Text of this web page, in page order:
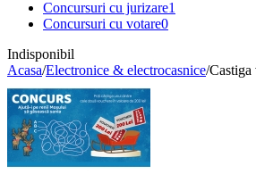
Concursuri cu jurizare1
Concursuri cu votare0
Indisponibil
Acasa/Electronice & electrocasnice/